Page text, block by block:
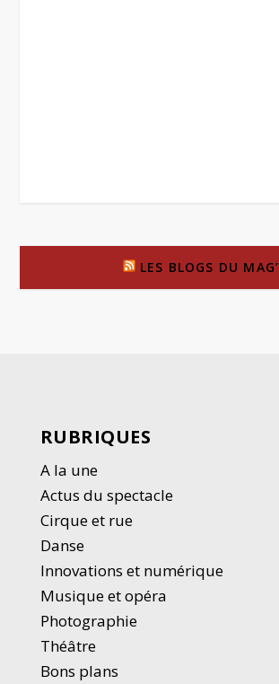
LES BLOGS DU MAG’
RUBRIQUES
A la une
Actus du spectacle
Cirque et rue
Danse
Innovations et numérique
Musique et opéra
Photographie
Théâtre
Bons plans